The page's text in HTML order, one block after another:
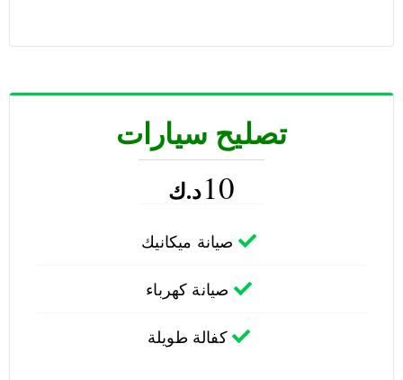
تصليح سيارات
10د.ك
صيانة ميكانيك
صيانة كهرباء
كفالة طويلة